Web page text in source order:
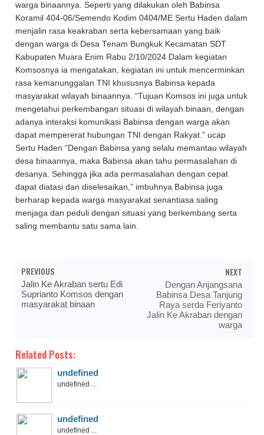
warga binaannya. Seperti yang dilakukan oleh Babinsa
Koramil 404-06/Semendo Kodim 0404/ME Sertu Haden dalam
menjalin rasa keakraban serta kebersamaan yang baik
dengan warga di Desa Tenam Bungkuk Kecamatan SDT
Kabupaten Muara Enim Rabu 2/10/2024 Dalam kegiatan
Komsosnya ia mengatakan, kegiatan ini untuk mencerminkan
rasa kemanunggalan TNI khususnya Babinsa kepada
masyarakat wilayah binaannya. “Tujuan Komsos ini juga untuk
mengetahui perkembangan situasi di wilayah binaan, dengan
adanya interaksi komunikasi Babinsa dengan warga akan
dapat mempererat hubungan TNI dengan Rakyat.” ucap
Sertu Haden “Dengan Babinsa yang selalu memantau wilayah
desa binaannya, maka Babinsa akan tahu permasalahan di
desanya. Sehingga jika ada permasalahan dengan cepat
dapat diatasi dan diselesaikan,” imbuhnya Babinsa juga
berharap kepada warga masyarakat senantiasa saling
menjaga dan peduli dengan situasi yang berkembang serta
saling membantu satu sama lain.
PREVIOUS
Jalin Ke Akraban sertu Edi
Suprianto Komsos dengan
masyarakat binaan
NEXT
Dengan Anjangsana
Babinsa Desa Tanjung
Raya serda Feriyanto
Jalin Ke Akraban dengan
warga
Related Posts:
undefined
undefined ...
undefined
undefined ...